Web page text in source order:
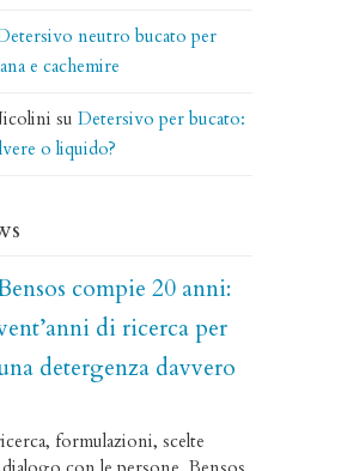
neutro bucato per
e cachemire
su Detersivo per bucato:
o liquido?
compie 20 anni:
di ricerca per
detergenza davvero
formulazioni, scelte